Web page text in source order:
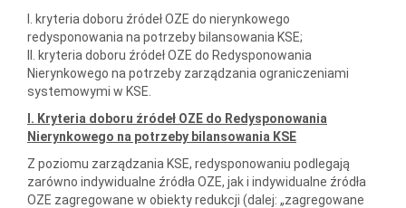
I. kryteria doboru źródeł OZE do nierynkowego
redysponowania na potrzeby bilansowania KSE;
II. kryteria doboru źródeł OZE do Redysponowania
Nierynkowego na potrzeby zarządzania ograniczeniami
systemowymi w KSE.
I. Kryteria doboru źródeł OZE do Redysponowania
Nierynkowego na potrzeby bilansowania KSE
Z poziomu zarządzania KSE, redysponowaniu podlegają
zarówno indywidualne źródła OZE, jak i indywidualne źródła
OZE zagregowane w obiekty redukcji (dalej: „zagregowane